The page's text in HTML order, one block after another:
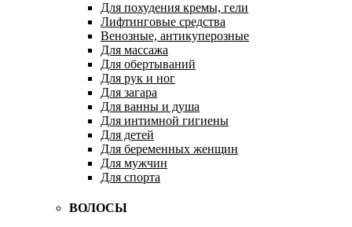
Для похудения кремы, гели
Лифтинговые средства
Венозные, антикуперозные
Для массажа
Для обертываний
Для рук и ног
Для загара
Для ванны и душа
Для интимной гигиены
Для детей
Для беременных женщин
Для мужчин
Для спорта
ВОЛОСЫ